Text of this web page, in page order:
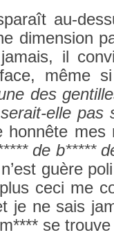
au-
di­mens­ion
il
même
des
elle pas
honnête
de b*****
guère
ceci me
je ne sais
se